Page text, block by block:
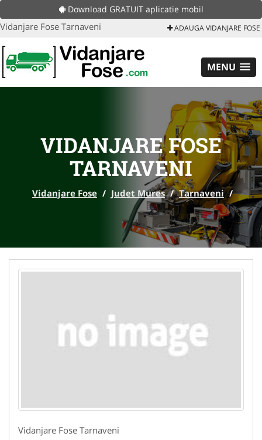
Download GRATUIT aplicatie mobil
Vidanjare Fose Tarnaveni ADAUGA VIDANJARE FOSE
MENU
VIDANJARE FOSE
TARNAVENI
Vidanjare Fose / Judet Mures / Tarnaveni /
Vidanjare Fose Tarnaveni